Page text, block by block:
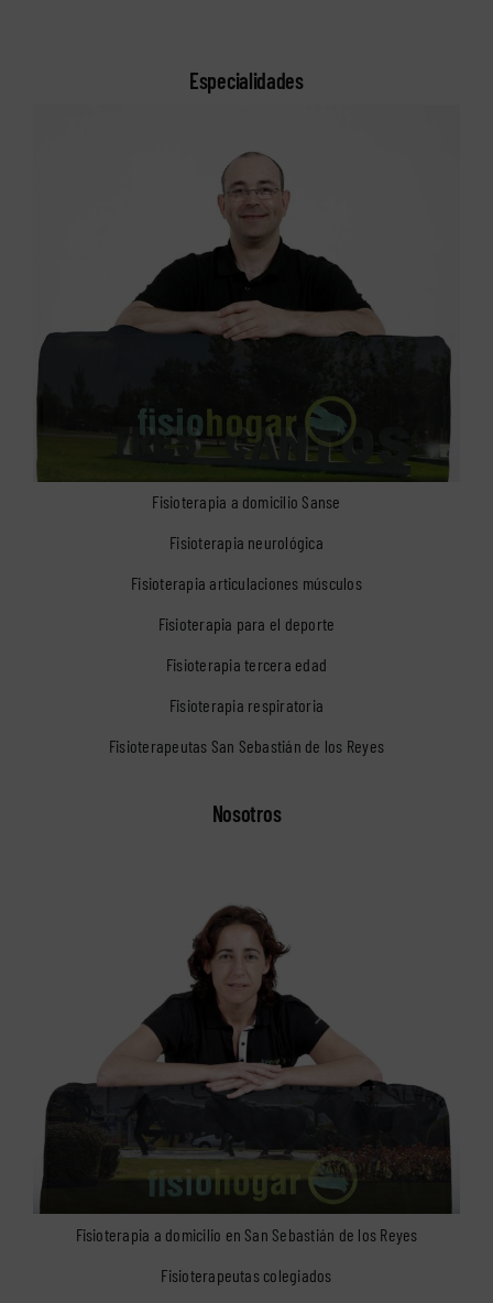
Especialidades
Fisioterapia a domicilio Sanse
Fisioterapia neurológica
Fisioterapia articulaciones músculos
Fisioterapia para el deporte
Fisioterapia tercera edad
Fisioterapia respiratoria
Fisioterapeutas San Sebastián de los Reyes
Nosotros
Fisioterapia a domicilio en San Sebastián de los Reyes
Fisioterapeutas colegiados